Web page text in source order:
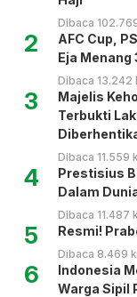
Dibaca
2
AFC Cup,
Eja Menang
Dibaca 13.242
3
Majelis
Terbukti
Dibaca 11.559
4
Prestisius
Dalam
Dibaca 11.487
5 Resmi!
Dibaca 8.469
6
Indonesia
Warga Sipil